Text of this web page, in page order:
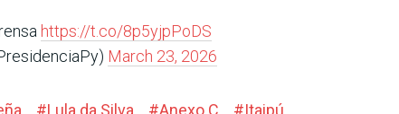
https://t.co/8p5yjpPoDS
March 23, 2026
#Lula da Silva #Anexo C #Itaipú